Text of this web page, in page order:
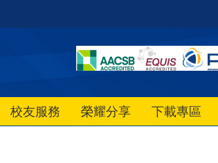
校友服務 榮耀分享 下載專區